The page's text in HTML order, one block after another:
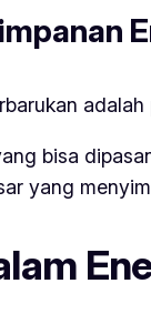
bisa
yang